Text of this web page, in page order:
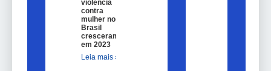
violência
contra
mulher no
Brasil
cresceram
em 2023
Leia mais »